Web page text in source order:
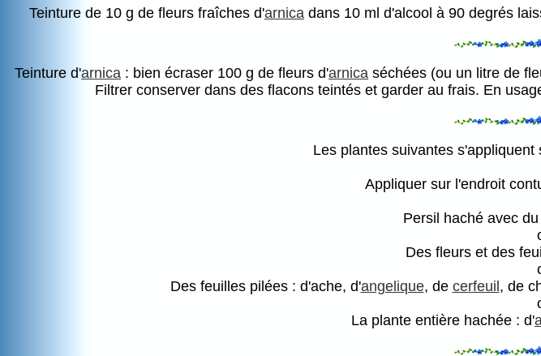
Teinture de 10 g de fleurs fraîches d'arnica dans 10 ml d'alcool à 90 degrés
Teinture d'arnica : bien écraser 100 g de fleurs d'arnica séchées (ou un litre de
Filtrer conserver dans des flacons teintés et garder au frais. En
Les plantes suivantes
Appliquer sur l'endroit
Persil haché avec
Des fleurs et des
Des feuilles pilées : d'ache, d'angelique, de cerfeuil , de
La plante entière hachée : d'